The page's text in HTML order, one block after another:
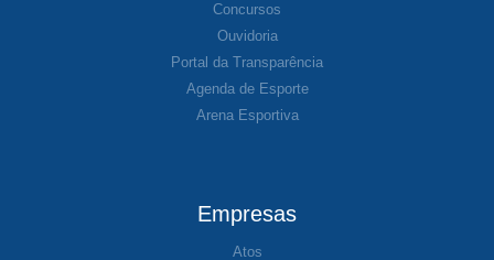
Concursos
Ouvidoria
Portal da Transparência
Agenda de Esporte
Arena Esportiva
Empresas
Atos